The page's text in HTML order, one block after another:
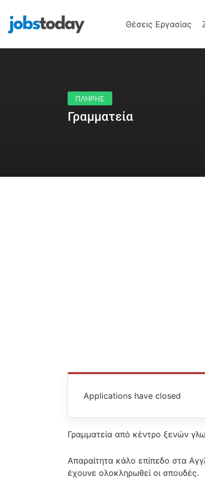
Θέσεις Εργασίας
ΠΛΗΡΗΣ
Γραμματεία
Applications have closed
Γραμματεία από κέντρο ξενών
Απαραίτητα κάλο επίπεδο στα
έχουνε ολοκληρωθεί οι σπουδές.